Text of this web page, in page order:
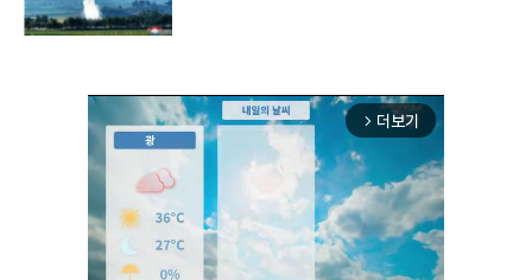
arrow_forward_ios 더보기